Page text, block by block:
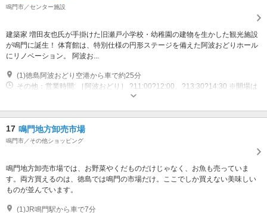
鳴門市／センター施設
建築家 増田友也氏が手掛けた旧瀬戸小学校・幼稚園の建物を生かした観光施設
が鳴門に誕生！ 体育館は、特別仕様の円形ステージを備えた阿波おどりホール
にリノベーション。 阿波お...
(1)徳島阿波おどり空港から車で約25分
その他：営業時間: ［阿波おどり］ ?11:00?12:00、?13:30?14:30 ※開場は
開演の30分前 ［フィッシング］ ?8:30?12:30、?13:00?17:00(1日2回実施)
場合は前日の午後までに連絡いたします） 営業日: 土日祝、8月11日?15日
17 鳴門地方卸売市場
鳴門市／その他ショッピング
鳴門地方卸売市場では、お野菜やくだものだけじゃなく、お魚も売っていま
す。両方買えるのは、徳島では鳴門の市場だけ。ここでしか買えない美味しい
ものが並んでいます。
(1)JR鳴門駅から車で7分